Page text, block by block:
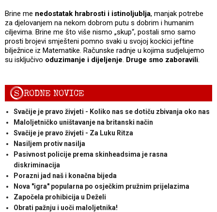
Brine me nedostatak hrabrosti i istinoljublja, manjak potrebe
za djelovanjem na nekom dobrom putu s dobrim i humanim
ciljevima. Brine me što više nismo „skup“, postali smo samo
prosti brojevi smješteni pomno svaki u svojoj kockici jeftine
bilježnice iz Matematike. Računske radnje u kojima sudjelujemo
su isključivo oduzimanje i dijeljenje. Druge smo zaboravili.
SRODNE NOVICE
Svačije je pravo živjeti - Koliko nas se dotiču zbivanja oko nas
Maloljetničko uništavanje na britanski način
Svačije je pravo živjeti - Za Luku Ritza
Nasiljem protiv nasilja
Pasivnost policije prema skinheadsima je rasna
diskriminacija
Porazni jad naš i konačna bijeda
Nova "igra" popularna po osječkim pružnim prijelazima
Započela prohibicija u Deželi
Obrati pažnju i uoči maloljetnika!